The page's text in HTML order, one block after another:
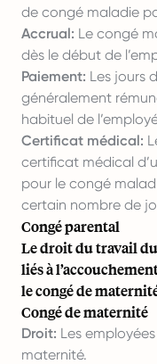
de congé maladie
Accrual: Le congé
dès le début de
Paiement: Les jours
généralement
habituel de
Certificat médical:
certificat médical
pour le congé
certain nombre de
Congé parental
Le droit du travail
liés à
le congé de
Congé de maternité
Droit: Les
maternité.